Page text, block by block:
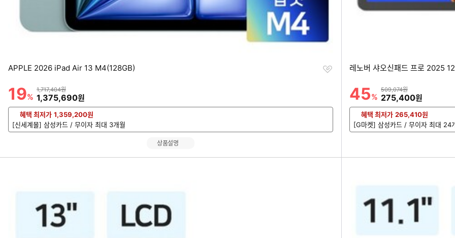
APPLE 2026 iPad Air 13 M4(128GB)
할인률
19%
상품금액
1,717,404원
할인금액
1,375,690원
찜
혜택 최저가 1,359,200원
[신세계몰] 삼성카드 / 무이자 최대 3개월
상품설명
레노버 샤오신패드 프로 2025
할인률
45%
상품금액
509,074원
할인금액
275,400원
혜택 최저가 265,410원
[G마켓] 삼성카드 / 무이자 최대 24